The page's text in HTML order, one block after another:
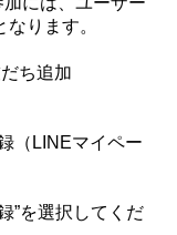
ります。
ち追加
（LINEマイペー
”を選択してくだ